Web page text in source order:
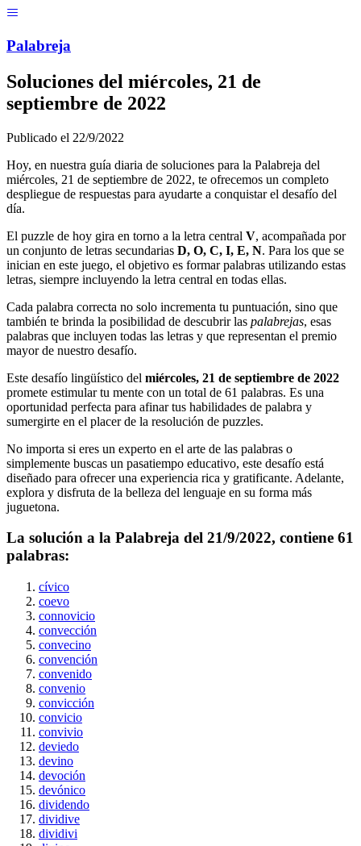
Palabreja
Soluciones del miércoles, 21 de
septiembre de 2022
Publicado el 22/9/2022
Hoy, en nuestra guía diaria de soluciones para la Palabreja del
miércoles, 21 de septiembre de 2022, te ofrecemos un completo
despliegue de respuestas para ayudarte a conquistar el desafío del
día.
El puzzle de hoy gira en torno a la letra central V, acompañada por
un conjunto de letras secundarias D, O, C, I, E, N. Para los que se
inician en este juego, el objetivo es formar palabras utilizando estas
letras, siempre incluyendo la letra central en todas ellas.
Cada palabra correcta no solo incrementa tu puntuación, sino que
también te brinda la posibilidad de descubrir las palabrejas, esas
palabras que incluyen todas las letras y que representan el premio
mayor de nuestro desafío.
Este desafío lingüístico del miércoles, 21 de septiembre de 2022
promete estimular tu mente con un total de 61 palabras. Es una
oportunidad perfecta para afinar tus habilidades de palabra y
sumergirte en el placer de la resolución de puzzles.
No importa si eres un experto en el arte de las palabras o
simplemente buscas un pasatiempo educativo, este desafío está
diseñado para ofrecer una experiencia rica y gratificante. Adelante,
explora y disfruta de la belleza del lenguaje en su forma más
juguetona.
La solución a la Palabreja del 21/9/2022, contiene 61
palabras:
cívico
coevo
connovicio
convección
convecino
convención
convenido
convenio
convicción
convicio
convivio
deviedo
devino
devoción
devónico
dividendo
dividive
dividivi